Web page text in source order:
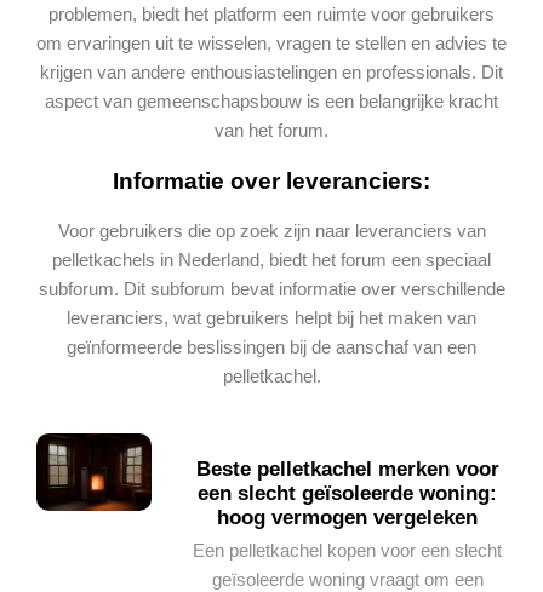
problemen, biedt het platform een ruimte voor gebruikers
om ervaringen uit te wisselen, vragen te stellen en advies te
krijgen van andere enthousiastelingen en professionals. Dit
aspect van gemeenschapsbouw is een belangrijke kracht
van het forum.
Informatie over leveranciers:
Voor gebruikers die op zoek zijn naar leveranciers van
pelletkachels in Nederland, biedt het forum een speciaal
subforum. Dit subforum bevat informatie over verschillende
leveranciers, wat gebruikers helpt bij het maken van
geïnformeerde beslissingen bij de aanschaf van een
pelletkachel.
Beste pelletkachel merken voor
een slecht geïsoleerde woning:
hoog vermogen vergeleken
Een pelletkachel kopen voor een slecht
geïsoleerde woning vraagt om een